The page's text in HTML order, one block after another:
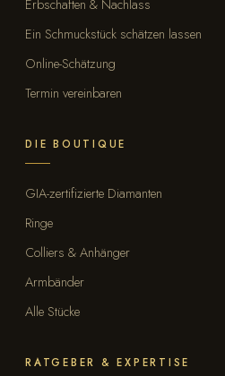
Ein Schmuckstück schätzen lassen
Online-Schätzung
Termin vereinbaren
DIE BOUTIQUE
GIA-zertifizierte Diamanten
Ringe
Colliers & Anhänger
Armbänder
Alle Stücke
RATGEBER & EXPERTISE